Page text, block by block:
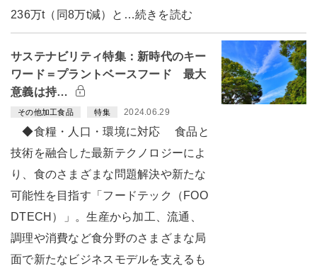
236万t（同8万t減）と…続きを読む
サステナビリティ特集：新時代のキー
ワード＝プラントベースフード 最大
意義は持…
その他加工食品 特集 2024.06.29
◆食糧・人口・環境に対応 食品と
技術を融合した最新テクノロジーによ
り、食のさまざまな問題解決や新たな
可能性を目指す「フードテック（FOO
DTECH）」。生産から加工、流通、
調理や消費など食分野のさまざまな局
面で新たなビジネスモデルを支えるも